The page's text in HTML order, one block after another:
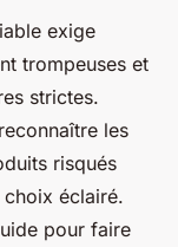
exige
trompeuses et
strictes.
les
risqués
éclairé.
pour faire